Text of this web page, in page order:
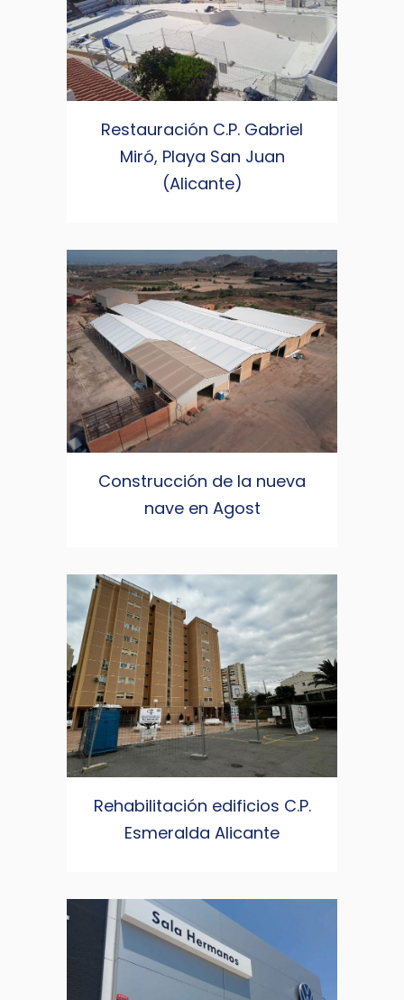
Restauración C.P. Gabriel
Miró, Playa San Juan
(Alicante)
Construcción de la nueva
nave en Agost
Rehabilitación edificios C.P.
Esmeralda Alicante